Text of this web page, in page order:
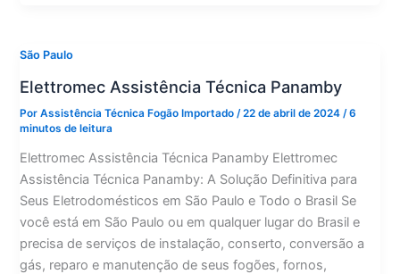
São Paulo
Elettromec Assistência Técnica Panamby
PorAssistência Técnica Fogão Importado/22 de abril de 2024/6
minutos de leitura
Elettromec Assistência Técnica Panamby Elettromec
Assistência Técnica Panamby: A Solução Definitiva para
Seus Eletrodomésticos em São Paulo e Todo o Brasil Se
você está em São Paulo ou em qualquer lugar do Brasil e
precisa de serviços de instalação, conserto, conversão a
gás, reparo e manutenção de seus fogões, fornos,